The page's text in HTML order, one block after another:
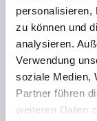
personalisieren,
zu können und
analysieren.
Verwendung
soziale Medien,
Partner führen
weiteren Daten
Bestellnummer:
6,30 €
zzgl. MwSt.
zzgl. Versandkosten
K0780 F